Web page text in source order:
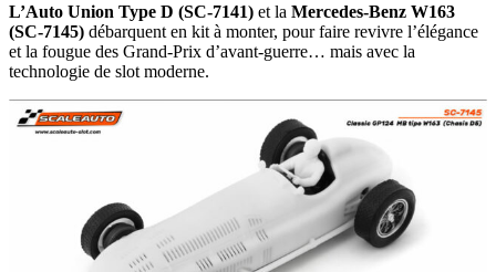
L’Auto Union Type D (SC-7141) et la Mercedes-Benz W163
(SC-7145) débarquent en kit à monter, pour faire revivre l’élégance
et la fougue des Grand-Prix d’avant-guerre… mais avec la
technologie de slot moderne.